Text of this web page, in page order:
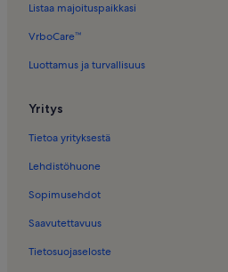
Listaa majoituspaikkasi
VrboCare™
Luottamus ja turvallisuus
Yritys
Tietoa yrityksestä
Lehdistöhuone
Sopimusehdot
Saavutettavuus
Tietosuojaseloste